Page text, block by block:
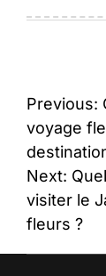
de
Previous:
voyage
Next:
visiter le
fleurs ?